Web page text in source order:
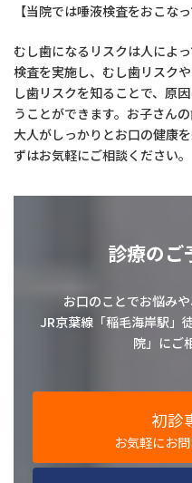
【当院では唾液検査をおこなっ
むし歯になるリスクは人によ
検査を実施し、むし歯リスク
し歯リスクを知ることで、原
うことができます。お子さん
大人がしっかりとお口の健康
ずはお気軽にご相談ください。
診療のご
お口のことでお悩み
JR京葉線「稲毛海岸駅」
院」にご
初診
お気軽にお